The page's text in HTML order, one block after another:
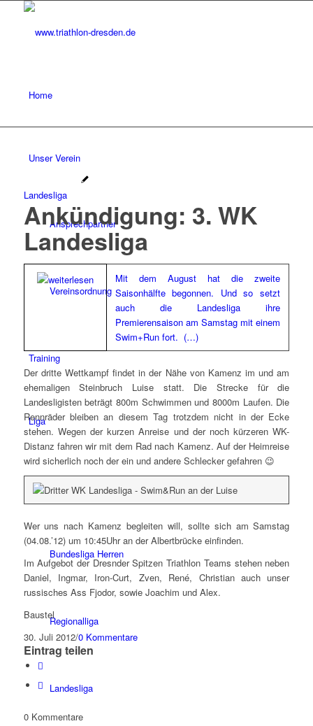
Home
Unser Verein
Ansprechpartner
Vereinsordnung
Training
Liga
Bundesliga Damen
Bundesliga Herren
Regionalliga
Landesliga
Landesliga
Ankündigung: 3. WK
Landesliga
Mit dem August hat die zweite
Saisonhälfte begonnen. Und so setzt
auch die Landesliga ihre
Premierensaison am Samstag mit einem
Swim+Run fort. (…)
Der dritte Wettkampf findet in der Nähe von Kamenz im und am
ehemaligen Steinbruch Luise statt. Die Strecke für die
Landesligisten beträgt 800m Schwimmen und 8000m Laufen. Die
Rennräder bleiben an diesem Tag trotzdem nicht in der Ecke
stehen. Wegen der kurzen Anreise und der noch kürzeren WK-
Distanz fahren wir mit dem Rad nach Kamenz. Auf der Heimreise
wird sicherlich noch der ein und andere Schlecker gefahren 😉
Wer uns nach Kamenz begleiten will, sollte sich am Samstag
(04.08.’12) um 10:45Uhr an der Albertbrücke einfinden.
Im Aufgebot der Dresnder Spitzen Triathlon Teams stehen neben
Daniel, Ingmar, Iron-Curt, Zven, René, Christian auch unser
russisches Ass Fjodor, sowie Joachim und Alex.
Baustel
30. Juli 2012/0 Kommentare
Eintrag teilen
0 Kommentare